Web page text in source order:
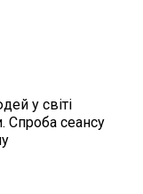
у світі
Спроба сеансу